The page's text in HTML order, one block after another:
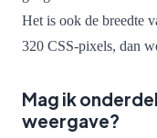
Het is ook de breedte
320 CSS-pixels, dan
Mag ik
weergave?